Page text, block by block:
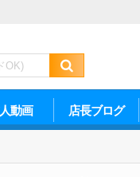
動画 店長ブログ